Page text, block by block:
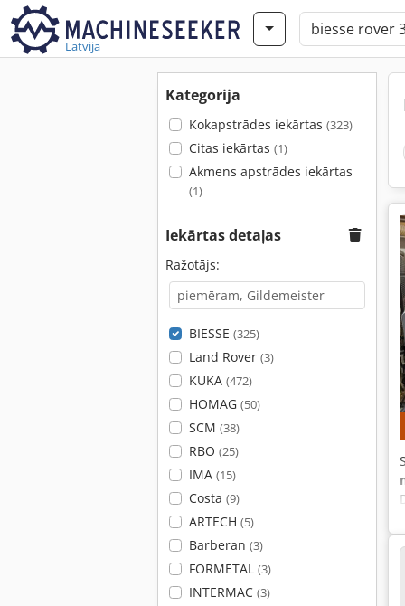
Latvija
Kategorija
Kokapstrādes iekārtas (323)
Citas iekārtas (1)
Akmens apstrādes iekārtas
(1)
Iekārtas detaļas
Ražotājs:
BIESSE (325)
Land Rover (3)
KUKA (472)
HOMAG (50)
SCM (38)
RBO (25)
IMA (15)
Costa (9)
ARTECH (5)
Barberan (3)
FORMETAL (3)
INTERMAC (3)